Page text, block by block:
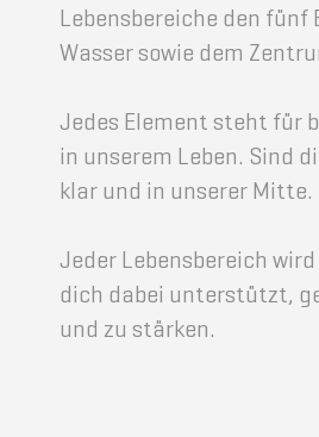
Jetzt
Lebensreise &
Fülle & Reichtum
Jetzt
Lebensbereiche den fünf
Wasser sowie dem
Jedes Element steht für
in unserem Leben. Sind
klar und in unserer Mitte.
Jeder Lebensbereich
dich dabei unterstützt,
und zu stärken.